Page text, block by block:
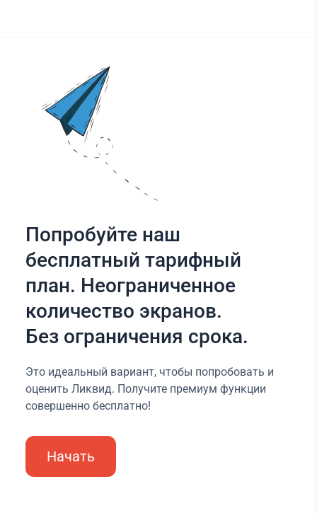
Попробуйте наш
бесплатный тарифный
план. Неограниченное
количество экранов.
Без ограничения срока.
Это идеальный вариант, чтобы попробовать и
оценить Ликвид. Получите премиум функции
совершенно бесплатно!
Начать